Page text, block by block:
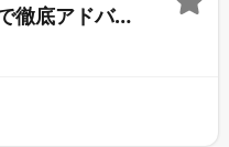
徹底アドバイ
ライン恋愛